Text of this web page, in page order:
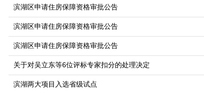
滨湖区申请住房保障资格审批公告
滨湖区申请住房保障资格审批公告
滨湖区申请住房保障资格审批公告
关于对吴立东等6位评标专家扣分的处理决定
滨湖两大项目入选省级试点